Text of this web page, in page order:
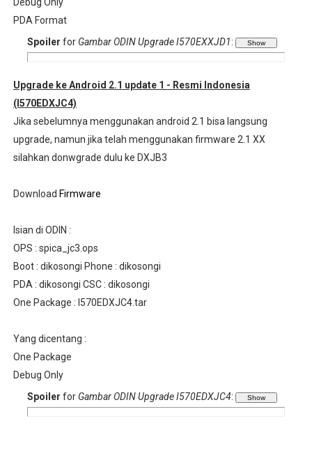
PDA Format
Spoiler for Gambar ODIN Upgrade I570EXXJD1:
Upgrade ke Android 2.1 update 1 - Resmi Indonesia
(I570EDXJC4)
Jika sebelumnya menggunakan android 2.1 bisa langsung
upgrade, namun jika telah menggunakan firmware 2.1 XX
silahkan donwgrade dulu ke DXJB3
Download Firmware
Isian di ODIN :
OPS : spica_jc3.ops
Boot : dikosongi Phone : dikosongi
PDA : dikosongi CSC : dikosongi
One Package : I570EDXJC4.tar
Yang dicentang :
One Package
Debug Only
Spoiler for Gambar ODIN Upgrade I570EDXJC4: